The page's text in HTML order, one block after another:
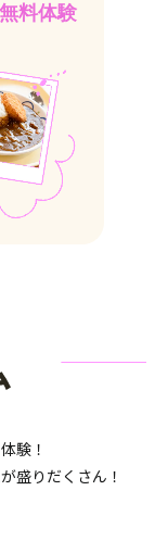
無料体験
験！
盛りだくさん！